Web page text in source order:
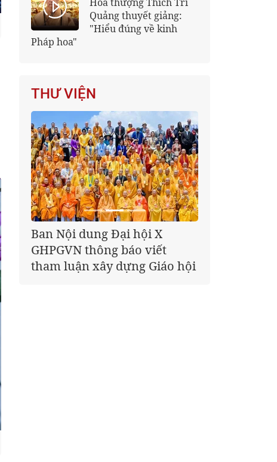
Quảng thuyết giảng:
"Hiểu đúng về kinh
Pháp hoa"
THƯ VIỆN
Giáo hội kêu gọi Tăng Ni,
Phật tử cả nước thể hiện tấm
lòng tri ân trọn vẹn nghĩa